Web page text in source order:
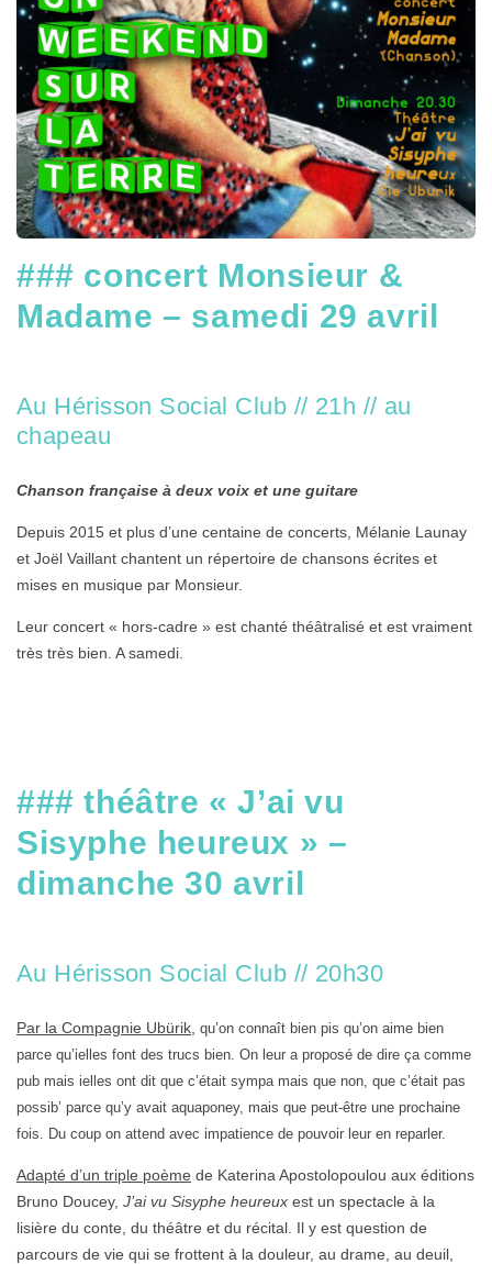
### concert Monsieur &
Madame – samedi 29 avril
Au Hérisson Social Club // 21h // au
chapeau
Chanson française à deux voix et une guitare
Depuis 2015 et plus d’une centaine de concerts, Mélanie Launay
et Joël Vaillant chantent un répertoire de chansons écrites et
mises en musique par Monsieur.
Leur concert « hors-cadre » est chanté théâtralisé et est vraiment
très très bien. A samedi.
### théâtre « J’ai vu
Sisyphe heureux » –
dimanche 30 avril
Au Hérisson Social Club // 20h30
Par la Compagnie Ubürik qu’on connaît bien pis qu’on aime bien
parce qu’ielles font des trucs bien. On leur a proposé de dire ça comme
pub mais ielles ont dit que c’était sympa mais que non, que c’était pas
possib’ parce qu’y avait aquaponey, mais que peut-être une prochaine
fois. Du coup on attend avec impatience de pouvoir leur en reparler.
Adapté d’un triple poème de Katerina Apostolopoulou aux éditions
Bruno Doucey, J’ai vu Sisyphe heureux est un spectacle à la
lisière du conte, du théâtre et du récital. Il y est question de
parcours de vie qui se frottent à la douleur, au drame, au deuil,